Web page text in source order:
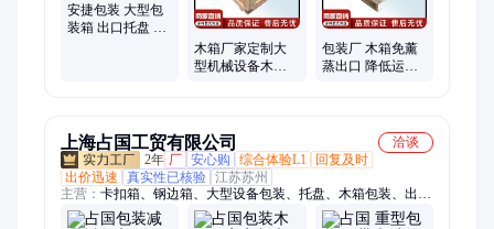
安捷包装 大型包
装箱 出口托盘 免
木箱厂家定制大
型机械设备木制
包装厂 木箱免薰
蒸出口 降低运输
上海占国工贸有限公司
洽谈
2年 厂 安心购 综合体验L1
回复及时
出价迅速
真实性已核验 江苏苏州
主营： 卡扣箱、钢边箱、大型设备包装、托盘、木箱包装、出口
包装、围板箱、钢带箱、木包装